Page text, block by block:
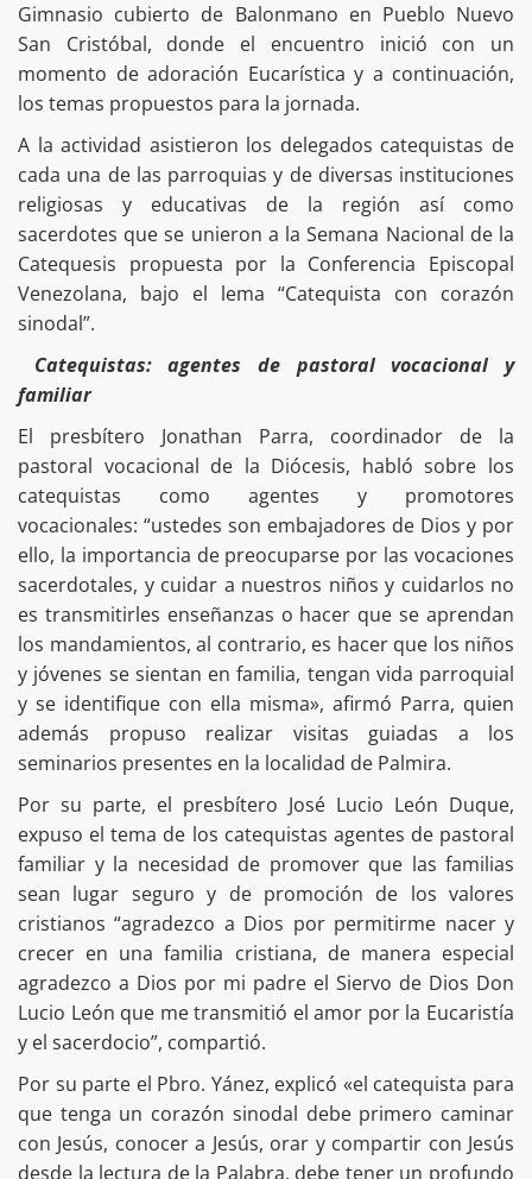
Gimnasio cubierto de Balonmano en Pueblo Nuevo
San Cristóbal, donde el encuentro inició con un
momento de adoración Eucarística y a continuación,
los temas propuestos para la jornada.
A la actividad asistieron los delegados catequistas de
cada una de las parroquias y de diversas instituciones
religiosas y educativas de la región así como
sacerdotes que se unieron a la Semana Nacional de la
Catequesis propuesta por la Conferencia Episcopal
Venezolana, bajo el lema “Catequista con corazón
sinodal”.
Catequistas: agentes de pastoral vocacional y
familiar
El presbítero Jonathan Parra, coordinador de la
pastoral vocacional de la Diócesis, habló sobre los
catequistas como agentes y promotores
vocacionales: “ustedes son embajadores de Dios y por
ello, la importancia de preocuparse por las vocaciones
sacerdotales, y cuidar a nuestros niños y cuidarlos no
es transmitirles enseñanzas o hacer que se aprendan
los mandamientos, al contrario, es hacer que los niños
y jóvenes se sientan en familia, tengan vida parroquial
y se identifique con ella misma», afirmó Parra, quien
además propuso realizar visitas guiadas a los
seminarios presentes en la localidad de Palmira.
Por su parte, el presbítero José Lucio León Duque,
expuso el tema de los catequistas agentes de pastoral
familiar y la necesidad de promover que las familias
sean lugar seguro y de promoción de los valores
cristianos “agradezco a Dios por permitirme nacer y
crecer en una familia cristiana, de manera especial
agradezco a Dios por mi padre el Siervo de Dios Don
Lucio León que me transmitió el amor por la Eucaristía
y el sacerdocio”, compartió.
Por su parte el Pbro. Yánez, explicó «el catequista para
que tenga un corazón sinodal debe primero caminar
con Jesús, conocer a Jesús, orar y compartir con Jesús
desde la lectura de la Palabra, debe tener un profundo